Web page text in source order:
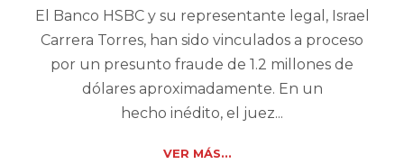
El Banco HSBC y su representante legal, Israel
Carrera Torres, han sido vinculados a proceso
por un presunto fraude de 1.2 millones de
dólares aproximadamente. En un
hecho inédito, el juez...
VER MÁS...